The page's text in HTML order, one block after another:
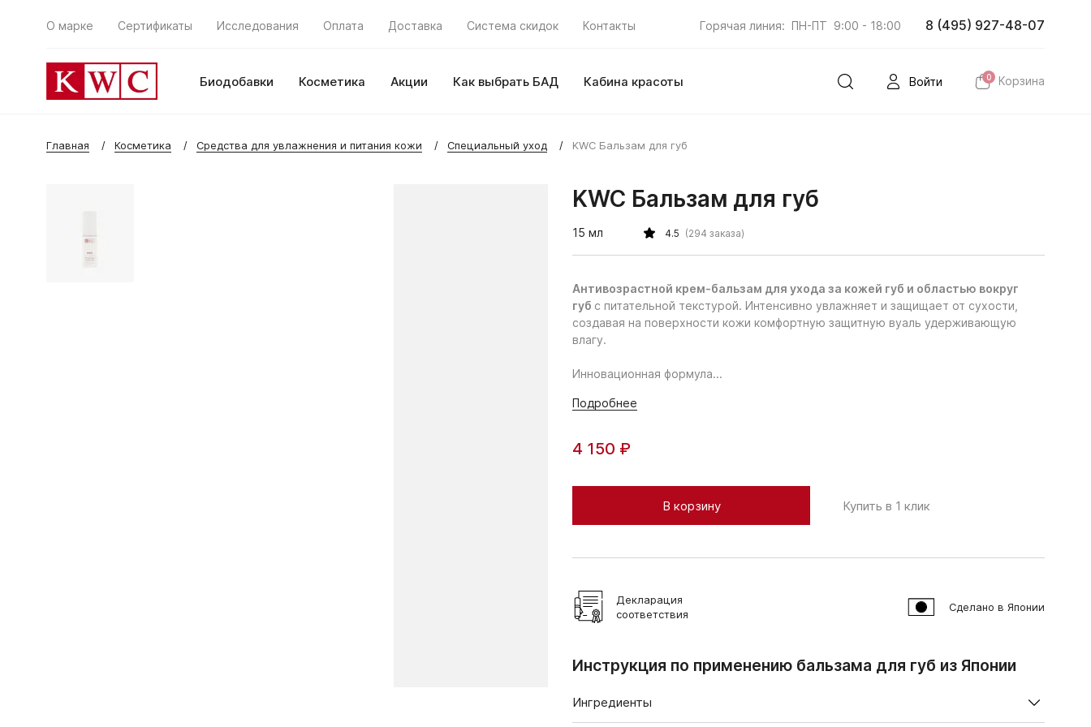
О марке Сертификаты Исследования Оплата Доставка Система скидок Контакты Горячая линия: ПН-ПТ 9:00 - 18:00 8 (495) 927-48-07
Биодобавки Косметика Акции Как выбрать БАД Кабина красоты Войти 0 Корзина
Главная Косметика Средства для увлажнения и питания кожи Специальный уход KWC Бальзам для губ
KWC Бальзам для губ
15 мл 4.5 (294 заказа)
Антивозрастной крем-бальзам для ухода за кожей губ и областью вокруг
губ с питательной текстурой. Интенсивно увлажняет и защищает от сухости,
создавая на поверхности кожи комфортную защитную вуаль удерживающую
влагу.
Инновационная формула...
Подробнее
4 150 ₽
В корзину Купить в 1 клик
Декларация
соответствия
Сделано в Японии
Инструкция по применению бальзама для губ из Японии
Ингредиенты